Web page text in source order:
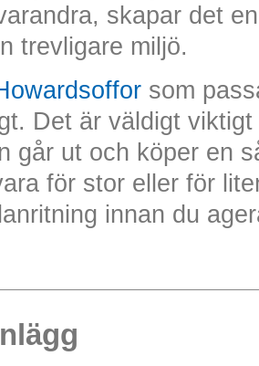
skapar det
trevligare miljö.
som
Det är väldigt
går ut och köper en
för stor eller för
innan du